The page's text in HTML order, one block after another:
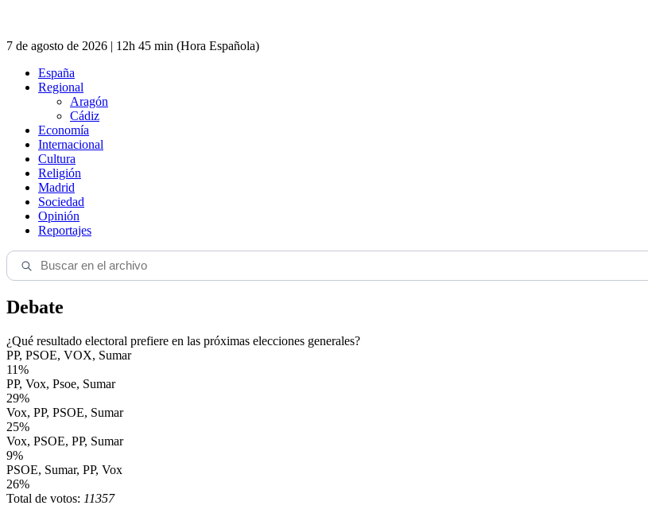
7 de agosto de 2026 | 12h 45 min (Hora Española)
España
Regional
Aragón
Cádiz
Economía
Internacional
Cultura
Religión
Madrid
Sociedad
Opinión
Reportajes
Debate
¿Qué resultado electoral prefiere en las próximas elecciones generales?
PP, PSOE, VOX, Sumar
11%
PP, Vox, Psoe, Sumar
29%
Vox, PP, PSOE, Sumar
25%
Vox, PSOE, PP, Sumar
9%
PSOE, Sumar, PP, Vox
26%
Total de votos: 11357